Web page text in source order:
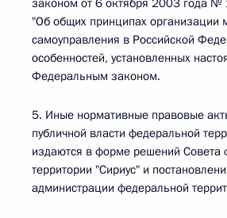
законом от 6 октября 2003 года
"Об общих принципах организации
самоуправления в Российской
особенностей, установленных
Федеральным законом.
5. Иные нормативные правовые
публичной власти федеральной
издаются в форме решений Совета
территории "Сириус" и
администрации федеральной